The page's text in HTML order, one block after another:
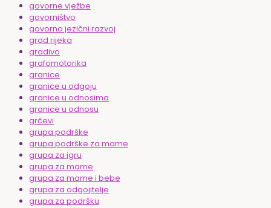
govorne vježbe
govorništvo
govorno jezični razvoj
grad rijeka
gradivo
grafomotorika
granice
granice u odgoju
granice u odnosima
granice u odnosu
grčevi
grupa podrške
grupa podrške za mame
grupa za igru
grupa za mame
grupa za mame i bebe
grupa za odgojitelje
grupa za podršku